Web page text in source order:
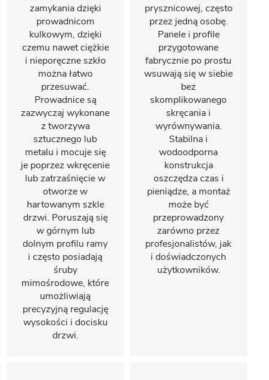
zamykania dzięki
prowadnicom
kulkowym, dzięki
czemu nawet ciężkie
i nieporęczne szkło
można łatwo
przesuwać.
Prowadnice są
zazwyczaj wykonane
z tworzywa
sztucznego lub
metalu i mocuje się
je poprzez wkręcenie
lub zatrzaśnięcie w
otworze w
hartowanym szkle
drzwi. Poruszają się
w górnym lub
dolnym profilu ramy
i często posiadają
śruby
mimośrodowe, które
umożliwiają
precyzyjną regulację
wysokości i docisku
drzwi.
prysznicowej, często
przez jedną osobę.
Panele i profile
przygotowane
fabrycznie po prostu
wsuwają się w siebie
bez
skomplikowanego
skręcania i
wyrównywania.
Stabilna i
wodoodporna
konstrukcja
oszczędza czas i
pieniądze, a montaż
może być
przeprowadzony
zarówno przez
profesjonalistów, jak
i doświadczonych
użytkowników.